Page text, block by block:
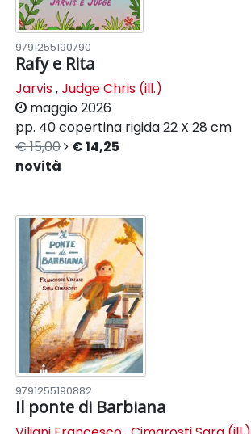
9791255190790
Rafy e Rita
Jarvis,Judge Chris (ill.)
maggio 2026
pp. 40copertina rigida22 X 28 cm
€ 15,00
€ 14,25
novità
9791255190882
Il ponte di Barbiana